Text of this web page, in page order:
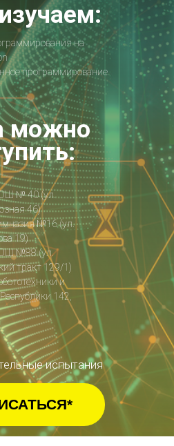
на
программирование
№ 40 (ул.
46)
№16 (ул.
19)
№88 (ул.
тракт 129/1)
и
142,
можно
испытания